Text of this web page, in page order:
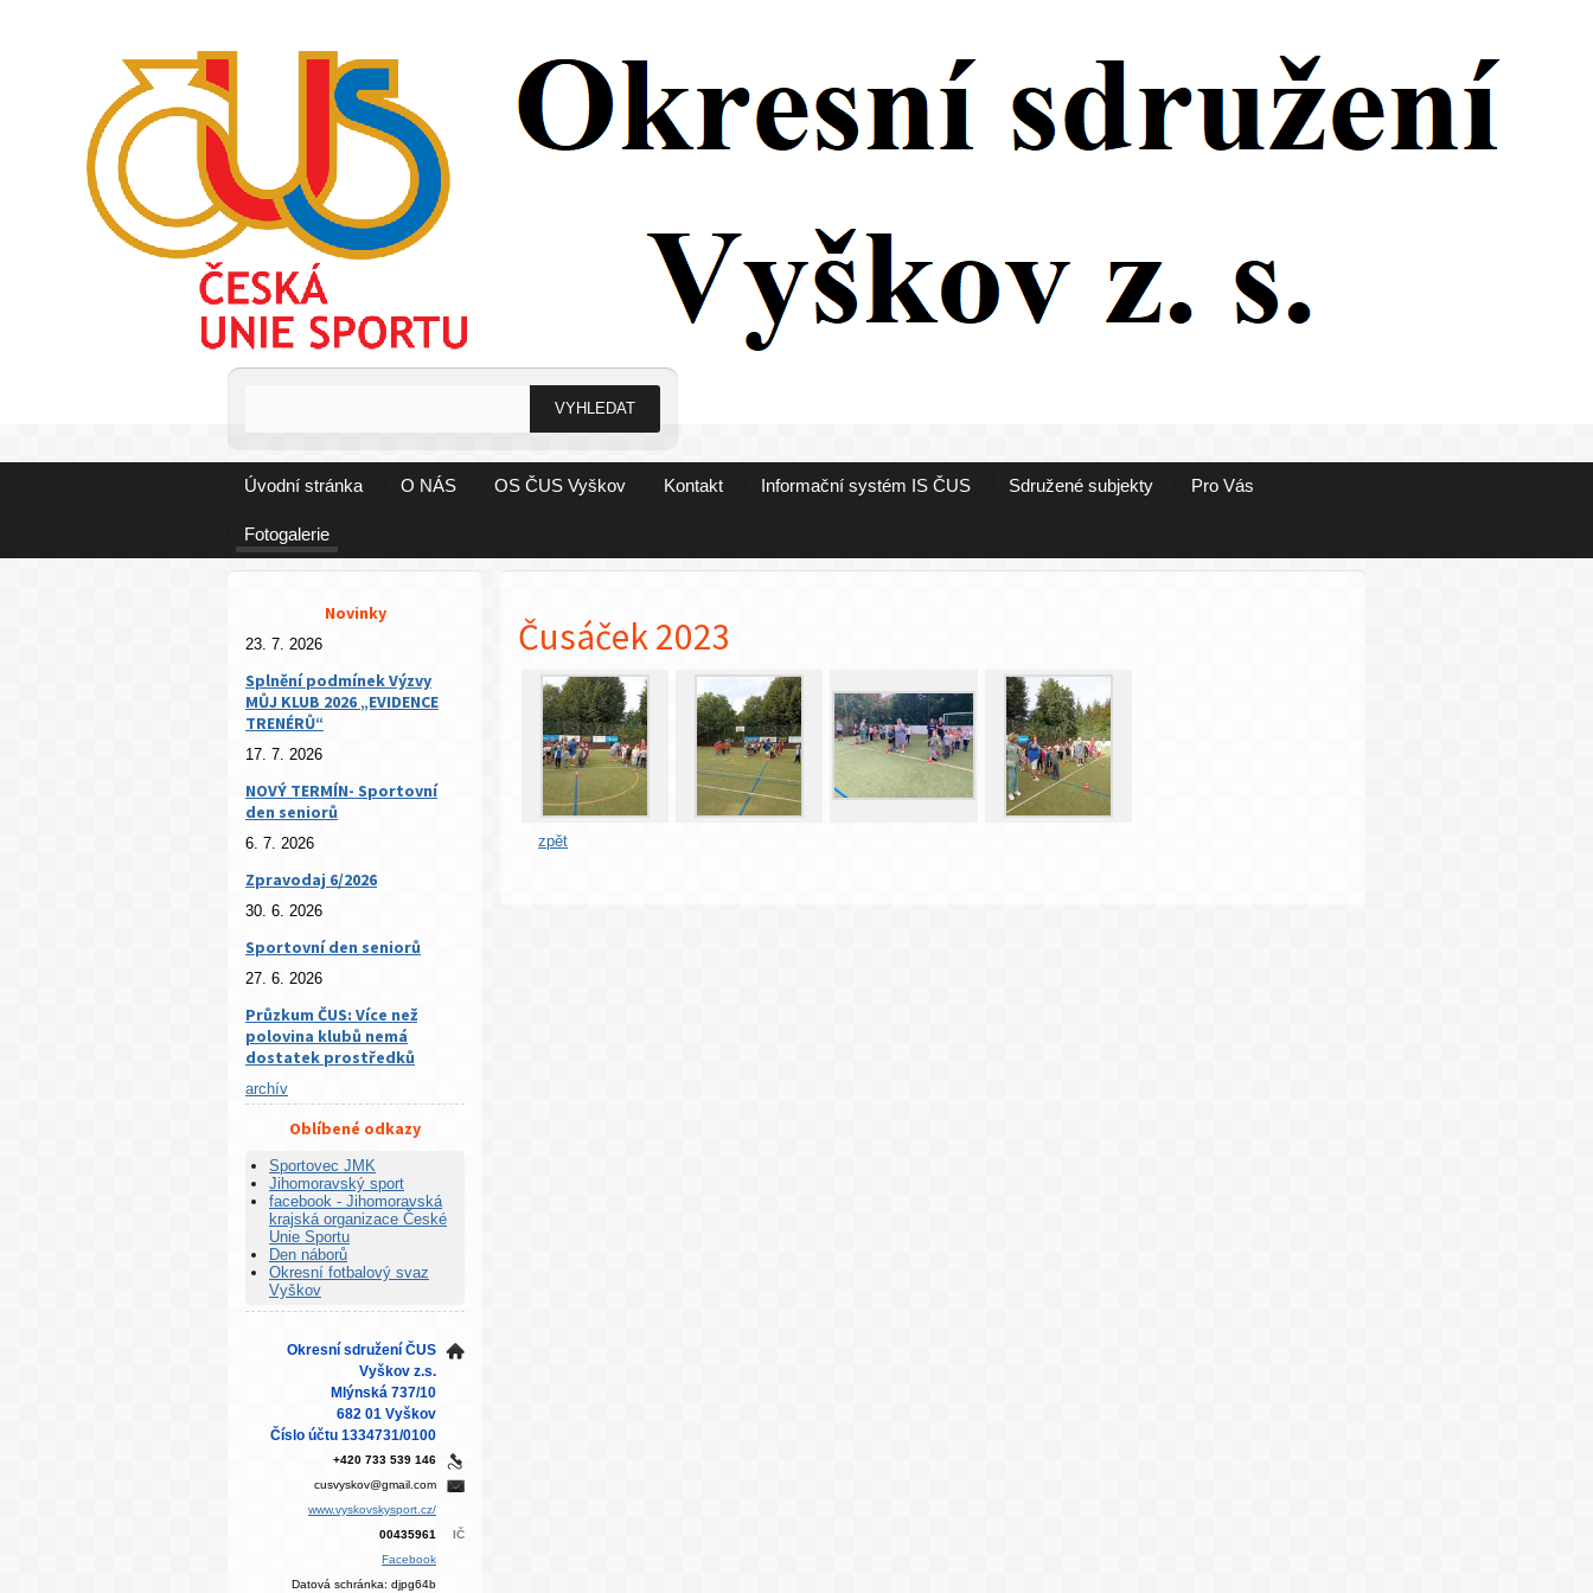
Úvodní stránka O NÁS OS ČUS Vyškov Kontakt Informační systém IS ČUS Sdružené subjekty Pro Vás
Fotogalerie
Čusáček 2023
zpět
Novinky
23. 7. 2026
Splnění podmínek Výzvy
MŮJ KLUB 2026 „EVIDENCE
TRENÉRŮ“
17. 7. 2026
NOVÝ TERMÍN- Sportovní
den seniorů
6. 7. 2026
Zpravodaj 6/2026
30. 6. 2026
Sportovní den seniorů
27. 6. 2026
Průzkum ČUS: Více než
polovina klubů nemá
dostatek prostředků
archív
Oblíbené odkazy
Sportovec JMK
Jihomoravský sport
facebook - Jihomoravská
krajská organizace České
Unie Sportu
Den náborů
Okresní fotbalový svaz
Vyškov
Okresní sdružení ČUS
Vyškov z.s.
Mlýnská 737/10
682 01 Vyškov
Číslo účtu 1334731/0100
+420 733 539 146
cusvyskov@gmail.com
www.vyskovskysport.cz/
IČ
00435961
Facebook
Datová schránka: djpg64b